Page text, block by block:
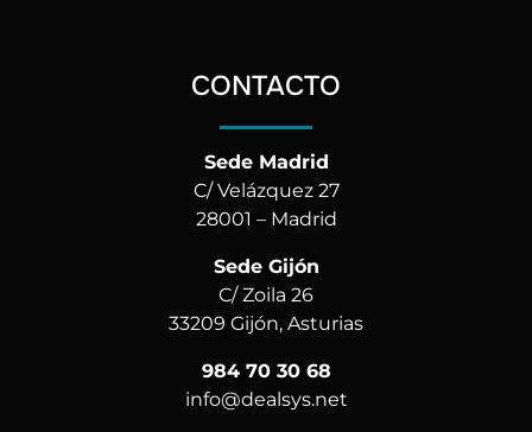
CONTACTO
Sede Madrid
C/ Velázquez 27
28001 – Madrid
Sede Gijón
C/ Zoila 26
33209 Gijón, Asturias
984 70 30 68
info@dealsys.net